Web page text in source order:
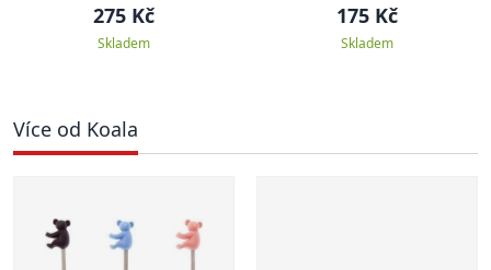
275 Kč
Skladem
175 Kč
Skladem
Více od Koala